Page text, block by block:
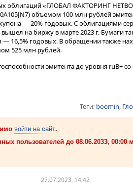
облигаций «ГЛОБАЛ ФАКТОРИНГ
объемом 100 млн рублей
— 20% годовых. С облигациями
на биржу в марте 2023 г. Бумаги
16,5% годовых. В обращении также
525 млн рублей.
эмитента до уровня ruВ+
Теги: boomin,
войти на сайт.
пользователей до 08.06.2033, 00:00
27.07.2023, 14:42